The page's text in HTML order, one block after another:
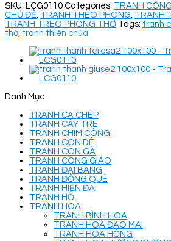
SKU: LCG0110 Categories: TRANH
CHỦ ĐỀ TRANH THEO PHÒNG TRANH
TRANH TREO PHÒNG THỜ Tags: tranh
thờ tranh thiên chúa
Danh Mục
TRANH CÁ CHÉP
TRANH CÂY TRE
TRANH CHIM CÔNG
TRANH CON DÊ
TRANH CON GÀ
TRANH CÔNG GIÁO
TRANH ĐẠI BÀNG
TRANH ĐỒNG QUÊ
TRANH HIỆN ĐẠI
TRANH HỔ
TRANH HOA
TRANH BÌNH HOA
TRANH HOA ĐÀO MAI
TRANH HOA HỒNG